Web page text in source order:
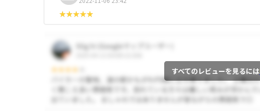
すべてのレビューを見るには